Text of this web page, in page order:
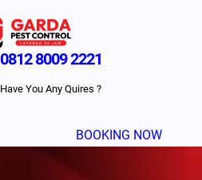
0812 8009 2221
Have You Any Quires ?
BOOKING NOW